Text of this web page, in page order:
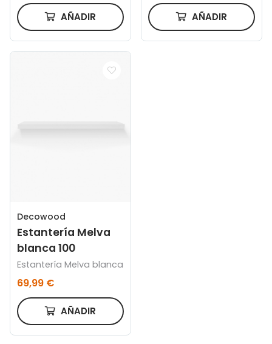
AÑADIR AÑADIR
Decowood
Estantería Melva
blanca 100
Estantería Melva blanca
69,99 €
AÑADIR